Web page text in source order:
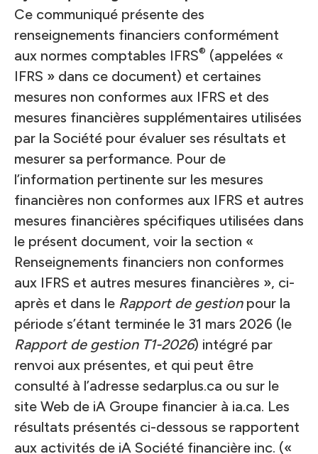
Ce communiqué présente des
renseignements financiers conformément
aux normes comptables IFRS® (appelées «
IFRS » dans ce document) et certaines
mesures non conformes aux IFRS et des
mesures financières supplémentaires utilisées
par la Société pour évaluer ses résultats et
mesurer sa performance. Pour de
l’information pertinente sur les mesures
financières non conformes aux IFRS et autres
mesures financières spécifiques utilisées dans
le présent document, voir la section «
Renseignements financiers non conformes
aux IFRS et autres mesures financières », ci-
après et dans le Rapport de gestionpour la
période s’étant terminée le 31 mars 2026 (le
Rapport de gestion T1-2026) intégré par
renvoi aux présentes, et qui peut être
consulté à l’adresse sedarplus.ca ou sur le
site Web de iA Groupe financier à ia.ca. Les
résultats présentés ci-dessous se rapportent
aux activités de iA Société financière inc. («